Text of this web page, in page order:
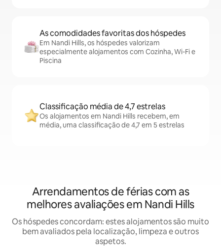
As comodidades favoritas dos hóspedes
Em Nandi Hills, os hóspedes valorizam
especialmente alojamentos com Cozinha, Wi-Fi e
Piscina
Classificação média de 4,7 estrelas
Os alojamentos em Nandi Hills recebem, em
média, uma classificação de 4,7 em 5 estrelas
Arrendamentos de férias com as
melhores avaliações em Nandi Hills
Os hóspedes concordam: estes alojamentos são muito
bem avaliados pela localização, limpeza e outros
aspetos.